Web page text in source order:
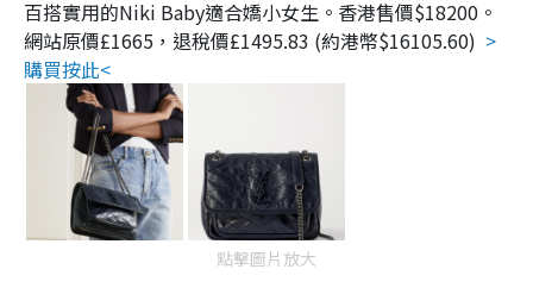
百搭實用的Niki Baby適合嬌小女生。 香港售價$18200。
網站原價£1665， 退稅價£1495.83 (約港幣$16105.60) >
購買按此<
點擊圖片放大